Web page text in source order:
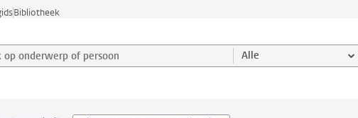
Bibliotheek
op onderwerp of persoon en selecteer categorie Alle